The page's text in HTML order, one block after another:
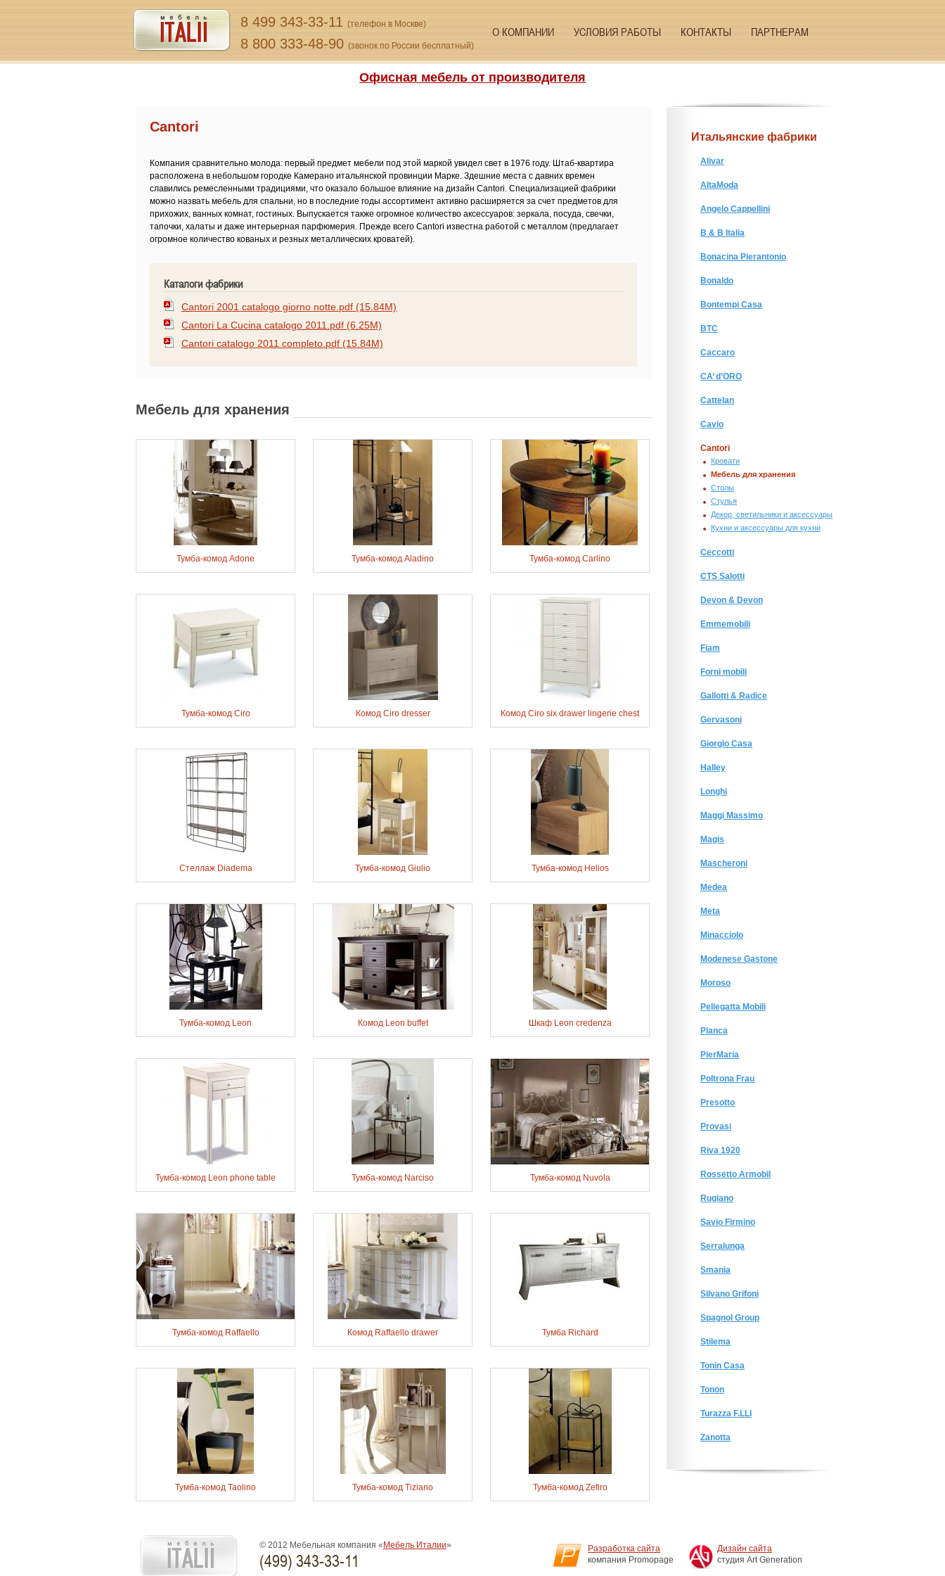
8 499 343-33-11 (телефон в Москве)
8 800 333-48-90 (звонок по России бесплатный)
О КОМПАНИИ УСЛОВИЯ РАБОТЫ КОНТАКТЫ ПАРТНЕРАМ
Офисная мебель от производителя
Cantori
Компания сравнительно молода: первый предмет мебели под этой маркой увидел свет в 1976 году. Штаб-квартира
расположена в небольшом городке Камерано итальянской провинции Марке. Здешние места с давних времен
славились ремесленными традициями, что оказало большое влияние на дизайн Cantori. Специализацией фабрики
можно назвать мебель для спальни, но в последние годы ассортимент активно расширяется за счет предметов для
прихожих, ванных комнат, гостиных. Выпускается также огромное количество аксессуаров: зеркала, посуда, свечки,
тапочки, халаты и даже интерьерная парфюмерия. Прежде всего Cantori известна работой с металлом (предлагает
огромное количество кованых и резных металлических кроватей).
Каталоги фабрики
Cantori 2001 catalogo giorno notte.pdf (15.84M)
Cantori La Cucina catalogo 2011.pdf (6.25M)
Cantori catalogo 2011 completo.pdf (15.84M)
Мебель для хранения
Тумба-комод Adone Тумба-комод Aladino Тумба-комод Carlino
Тумба-комод Ciro Комод Ciro dresser Комод Ciro six drawer lingerie chest
Стеллаж Diadema Тумба-комод Giulio Тумба-комод Helios
Тумба-комод Leon Комод Leon buffet Шкаф Leon credenza
Тумба-комод Leon phone table Тумба-комод Narciso Тумба-комод Nuvola
Тумба-комод Raffaello Комод Raffaello drawer Тумба Richard
Тумба-комод Taolino Тумба-комод Tiziano Тумба-комод Zefiro
Итальянские фабрики
Alivar
AltaModa
Angelo Cappellini
B & B Italia
Bonacina Pierantonio
Bonaldo
Bontempi Casa
BTC
Caccaro
CA’ d’ORO
Cattelan
Cavio
Cantori
Кровати
Мебель для хранения
Столы
Стулья
Декор, светильники и аксессуары
Кухни и аксессуары для кухни
Ceccotti
CTS Salotti
Devon & Devon
Emmemobili
Fiam
Forni mobili
Gallotti & Radice
Gervasoni
Giorgio Сasa
Halley
Longhi
Maggi Massimo
Magis
Mascheroni
Medea
Meta
Minacciolo
Modenese Gastone
Moroso
Pellegatta Mobili
Pianca
PierMaria
Poltrona Frau
Presotto
Provasi
Riva 1920
Rossetto Armobil
Rugiano
Savio Firmino
Serralunga
Smania
Silvano Grifoni
Spagnol Group
Stilema
Tonin Casa
Tonon
Turazza F.LLI
Zanotta
© 2012 Мебельная компания « Мебель Италии»
(499) 343-33-11
Дизайн сайта
студия Art Generation
Разработка сайта
компания Promopage